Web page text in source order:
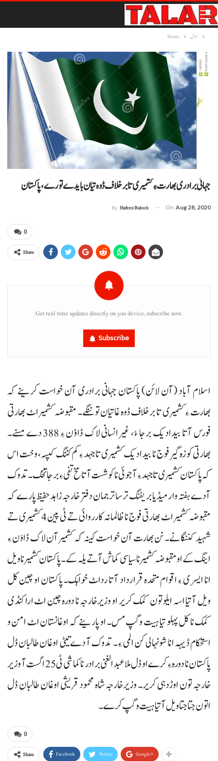
Home حوال
جہانی برادری بھارت ءِ کشمیری تا برخلاف ڈوہ تیان بایدے تورے، پاکستان
By Hafeez Baloch On Aug 28, 2020
0
Share
Get real time updates directly on you device, subscribe now.
Subscribe
اسلام آباد (آن لائن) پاکستان جہانی برادری آن خواست کرینے کہ
بھارت ءِ کشمیری تا برخلاف ڈوہ غاتیان توننگے۔ مقبوضہ کشمیر اٹ بھارتی
فورس آتا بیدادیک برجا ءُ، غیرانسانی لاک ڈاؤن ءِ 388 دے مسنے۔
بھارتی کوزہ گیر فوج نا بیدادیک کشمیری تا جہد ءِ کم کننگ کپسہ، وخت اس
کہ پاکستان کشمیری تا جہد ءِ آجوئی نا کوشست آتا مخ تفی ءِ برجا تخک۔ تدوک
آدے ہفتہ وار میڈیا بریفنگ ترسا ترجمان دفتر خارجہ زاہد حفیظ پارے کہ
مقبوضہ کشمیر اٹ بھارتی فوج نا ظالمانہ کارروائی تے ٹی پین 4 کشمیری تے
شہید کننگانے۔ نن بھارت آن خواست کینہ کہ کشمیر آن لاک ڈاوَن ءِ
اینگ کے او مقبوضہ کشمیر نا سیاسی کماش آتے یلہ کے۔ پاکستان کشمیر نا ویل
انا ایسری ءِ اقوام متحدہ قرارداد آتا رداٹ خواہک۔ پاکستان او چین کل
ویل آتیا اسہ ایلو تون کمک کریر او وزیرخارجہ نا دورہ چین اٹ ارا کنڈی
کمک نا کل پہلو تیا ہیت وگپ مس۔ او پارینے کہ اوغانستان اٹ امن و
استحکام ڈیہہ انا شونہالی کن المی ءِ۔ تدوک آ دے تیٹی اوغان طالبان ڈل
پاکستان نا دورہ ءِ کرے او ڈل ملا عبدالغنی برادر نا کماشی ٹی 25 اگست آ وزیر
خارجہ تون اوڑدہی کریر۔ وزیرخارجہ شاہ محمود قریشی اوغان طالبان ڈل
اتون جتا جتا ویل آتیا ہیت وگپ کرے۔
0
Share Facebook Twitter Google+